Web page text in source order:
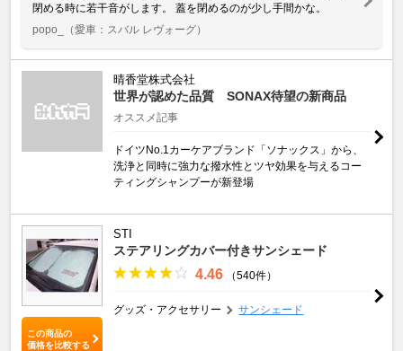
閉める時に若干音がします。 蓋を閉めるのが少し手間かな。
popo_
（愛車：スバル レヴォーグ）
晴香堂株式会社
世界が認めた品質 SONAX待望の新商品
オススメ記事
ドイツNo.1カーケアブランド「ソナックス」から、
洗浄と同時に強力な撥水性とツヤ効果を与えるコー
ティングシャンプーが新登場
この商品の
価格を比較する
STI
ステアリングカバー付きサンシェード
4.46 （540件）
グッズ・アクセサリー サンシェード